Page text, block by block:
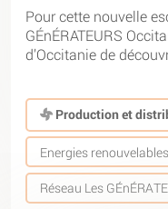
Pour cette nouvelle
GÉnÉRATEURS
d’Occitanie de
Production et
Energies renouvelables
Réseau Les